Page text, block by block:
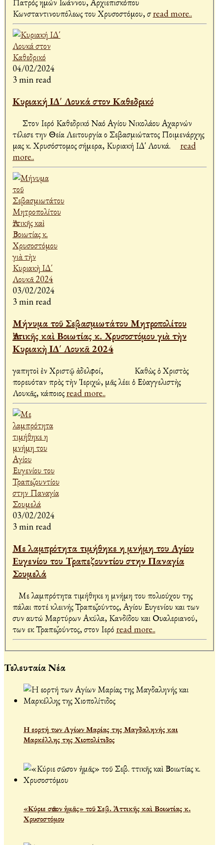
Πατρός ημών Ιωάννου, Αρχιεπισκόπου
Κωνσταντινουπόλεως του Χρυσοστόμου, σread more..
04/02/2024
3 min read
Κυριακή ΙΔ΄ Λουκά στον Καθεδρικό
Στον Ιερό Καθεδρικό Ναό Αγίου Νικολάου Αχαρνών
τέλεσε την Θεία Λειτουργία ο Σεβασμιώτατος Ποιμενάρχης
read
more..
03/02/2024
3 min read
Μήνυμα τοῦ Σεβασμιωτάτου Μητροπολίτου
Ἀττικῆς καὶ Βοιωτίας κ. Χρυσοστόμου γιὰ τὴν
Κυριακὴ ΙΔ΄ Λουκᾶ 2024
Ἀγαπητοὶ ἐν Χριστῷ ἀδελφοί, Καθὼς ὁ Χριστὸς
πορευόταν πρὸς τὴν Ἰεριχώ, μᾶς λέει ὁ Εὐαγγελιστὴς
Λουκᾶς, κάποιοςread more..
03/02/2024
3 min read
Με λαμπρότητα τιμήθηκε η μνήμη του Αγίου
Ευγενίου του Τραπεζουντίου στην Παναγία
Σουμελά
Με λαμπρότητα τιμήθηκε η μνήμη του πολιούχου της
πάλαι ποτέ κλεινής Τραπεζούντος, Αγίου Ευγενίου και των
συν αυτώ Μαρτύρων Ακύλα, Κανδίδου και Ουαλεριανού,
των εκ Τραπεζούντος, στον Ιερό read more..
Τελευταία Νέα
Η εορτή των Αγίων Μαρίας της Μαγδαληνής και
Μαρκέλλης της Χιοπολίτιδος
«Κύριε σῶσον ἡμᾶς» τοῦ Σεβ. Ἀττικῆς καὶ Βοιωτίας κ.
Χρυσοστόμου